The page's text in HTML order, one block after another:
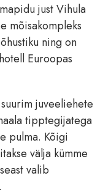
just Vihula
mõisakompleks
ning on
Euroopas
juveeliehete
tipptegijatega
pulma. Kõigi
välja kümme
valib